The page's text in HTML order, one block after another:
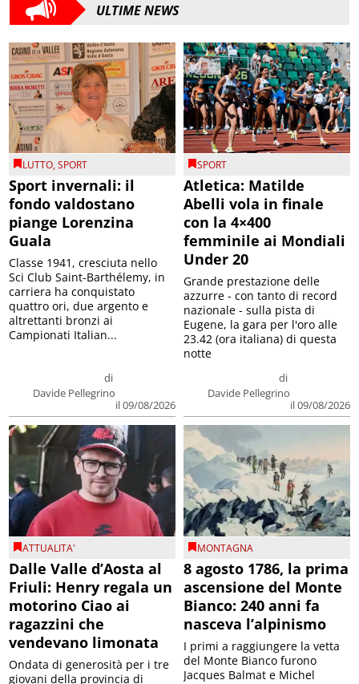
ULTIME NEWS
LUTTO,SPORT
Sport invernali: il
fondo valdostano
piange Lorenzina
Guala
di
Davide Pellegrino
il 09/08/2026
Classe 1941, cresciuta nello
Sci Club Saint-Barthélemy, in
carriera ha conquistato
quattro ori, due argento e
altrettanti bronzi ai
Campionati Italian...
SPORT
Atletica: Matilde
Abelli vola in finale
con la 4×400
femminile ai Mondiali
Under 20
di
Davide Pellegrino
il 09/08/2026
Grande prestazione delle
azzurre - con tanto di record
nazionale - sulla pista di
Eugene, la gara per l'oro alle
23.42 (ora italiana) di questa
notte
ATTUALITA'
Dalle Valle d’Aosta al
Friuli: Henry regala un
motorino Ciao ai
ragazzini che
vendevano limonata
Ondata di generosità per i tre
giovani della provincia di
MONTAGNA
8 agosto 1786, la prima
ascensione del Monte
Bianco: 240 anni fa
nasceva l’alpinismo
I primi a raggiungere la vetta
del Monte Bianco furono
Jacques Balmat e Michel